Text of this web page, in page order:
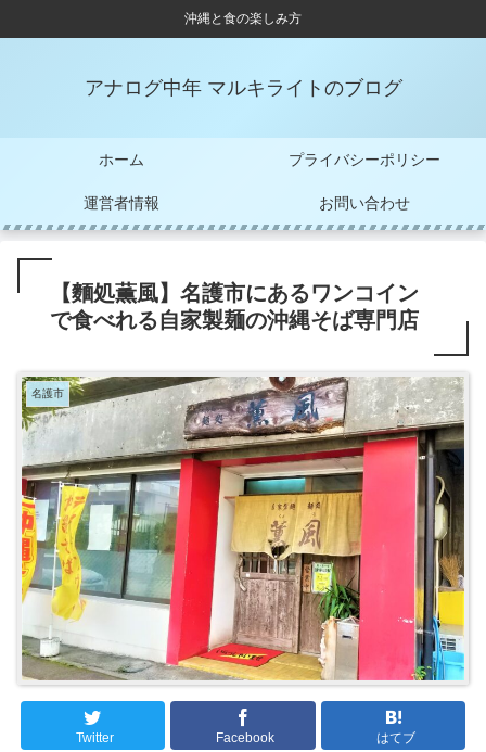
沖縄と食の楽しみ方
アナログ中年 マルキライトのブログ
ホーム プライバシーポリシー
運営者情報 お問い合わせ
【麵処薫風】名護市にあるワンコイン
で食べれる自家製麺の沖縄そば専門店
名護市
Twitter Facebook はてブ